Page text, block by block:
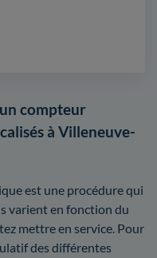
compteur
à Villeneuve-
est une procédure qui
varient en fonction du
mettre en service. Pour
des différentes